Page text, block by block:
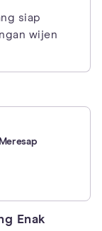
siap
wijen
Enak